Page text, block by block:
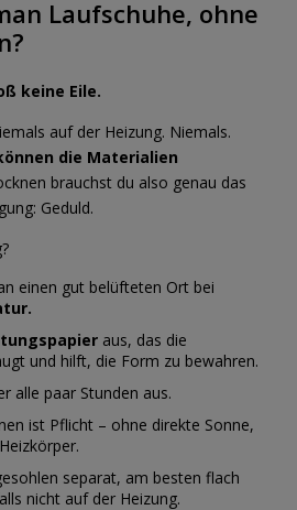
Laufschuhe, ohne
keine Eile.
auf der Heizung. Niemals.
die Materialien
brauchst du also genau das
Geduld.
einen gut belüfteten Ort bei
aus, das die
und hilft, die Form zu bewahren.
alle paar Stunden aus.
ist Pflicht – ohne direkte Sonne,
separat, am besten flach
nicht auf der Heizung.